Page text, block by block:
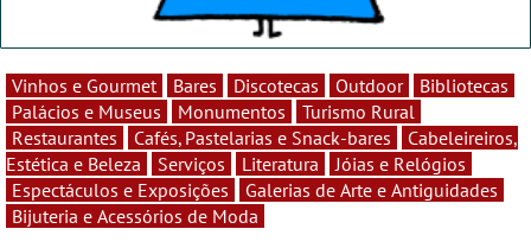
Vinhos e Gourmet Bares Discotecas Outdoor
Bibliotecas
Palácios e Museus
Monumentos
Turismo Rural
Restaurantes
Cafés, Pastelarias e Snack-bares
Cabeleireiros,
Estética e Beleza
Serviços Literatura
Jóias e Relógios
Espectáculos e Exposições
Galerias de Arte e Antiguidades
Bijuteria e Acessórios de Moda